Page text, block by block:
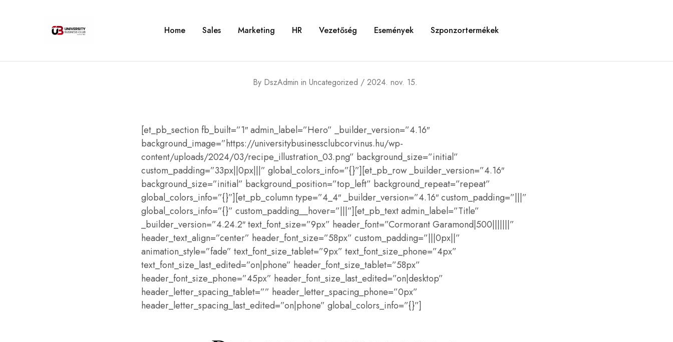
University
Corvinus
Home Sales Marketing HR Vezetőség Események Szponzortermékek
By DszAdmin in Uncategorized 2024. nov. 15.
[et_pb_section fb_built=”1″ admin_label=”Hero” _builder_version=”4.16″
background_image=”https://universitybusinessclubcorvinus.hu/wp-
content/uploads/2024/03/recipe_illustration_03.png” background_size=”initial”
custom_padding=”33px||0px|||” global_colors_info=”{}”][et_pb_row _builder_version=”4.16″
background_size=”initial” background_position=”top_left” background_repeat=”repeat”
global_colors_info=”{}”][et_pb_column type=”4_4″ _builder_version=”4.16″ custom_padding=”|||”
global_colors_info=”{}” custom_padding__hover=”|||”][et_pb_text admin_label=”Title”
_builder_version=”4.24.2″ text_font_size=”9px” header_font=”Cormorant Garamond|500|||||||”
header_text_align=”center” header_font_size=”58px” custom_padding=”|||0px||”
animation_style=”fade” text_font_size_tablet=”9px” text_font_size_phone=”4px”
text_font_size_last_edited=”on|phone” header_font_size_tablet=”58px”
header_font_size_phone=”45px” header_font_size_last_edited=”on|desktop”
header_letter_spacing_tablet=”” header_letter_spacing_phone=”0px”
header_letter_spacing_last_edited=”on|phone” global_colors_info=”{}”]